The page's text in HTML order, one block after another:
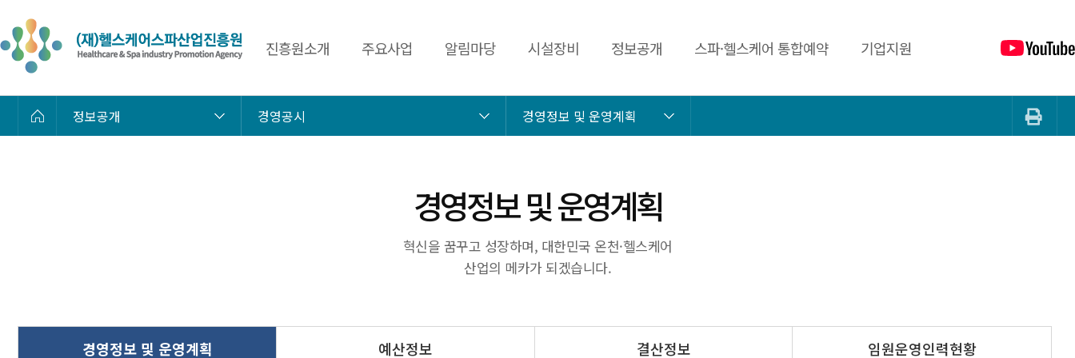
진흥원소개 주요사업 알림마당 시설장비 정보공개 스파·헬스케어 통합예약 기업지원
정보공개 경영공시 경영정보 및 운영계획
경영정보 및 운영계획
혁신을 꿈꾸고 성장하며, 대한민국 온천·헬스케어
산업의 메카가 되겠습니다.
경영정보 및 운영계획 예산정보 결산정보 임원운영인력현황